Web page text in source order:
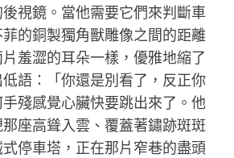
視鏡。當他需要它們來判斷車
的銅製獨角獸雕像之間的距離
羞澀的耳朵一樣，優雅地縮了
語：「你還是別看了，反正你
殘感覺心臟快要跳出來了。他
座高聳入雲、覆蓋著鏽跡斑斑
停車塔，正在那片窄巷的盡頭